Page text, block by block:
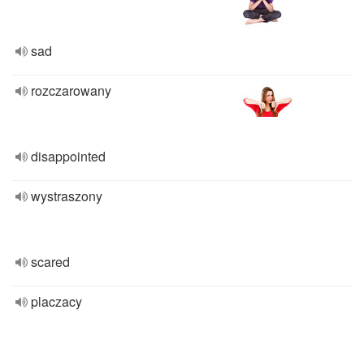
sad
rozczarowany
disappointed
wystraszony
scared
placzacy